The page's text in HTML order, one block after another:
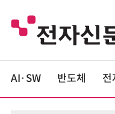
AI·SW 반도체 전